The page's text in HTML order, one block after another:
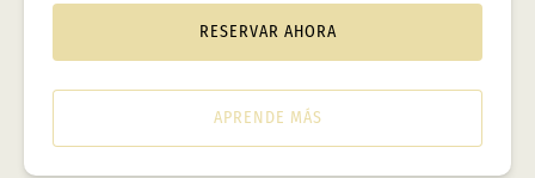
RESERVAR AHORA
APRENDE MÁS